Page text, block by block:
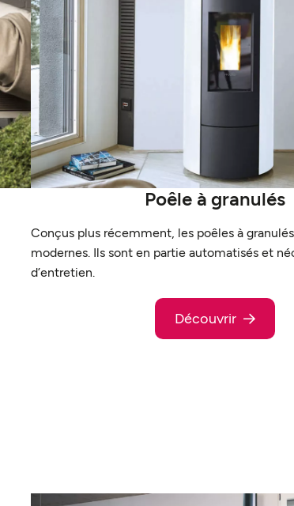
Poêle à granulés
Conçus plus récemment, les poêles à
modernes. Ils sont en partie automatisés et
d’entretien.
Découvrir